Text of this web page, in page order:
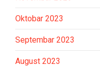
Oktobar 2023
Septembar 2023
August 2023